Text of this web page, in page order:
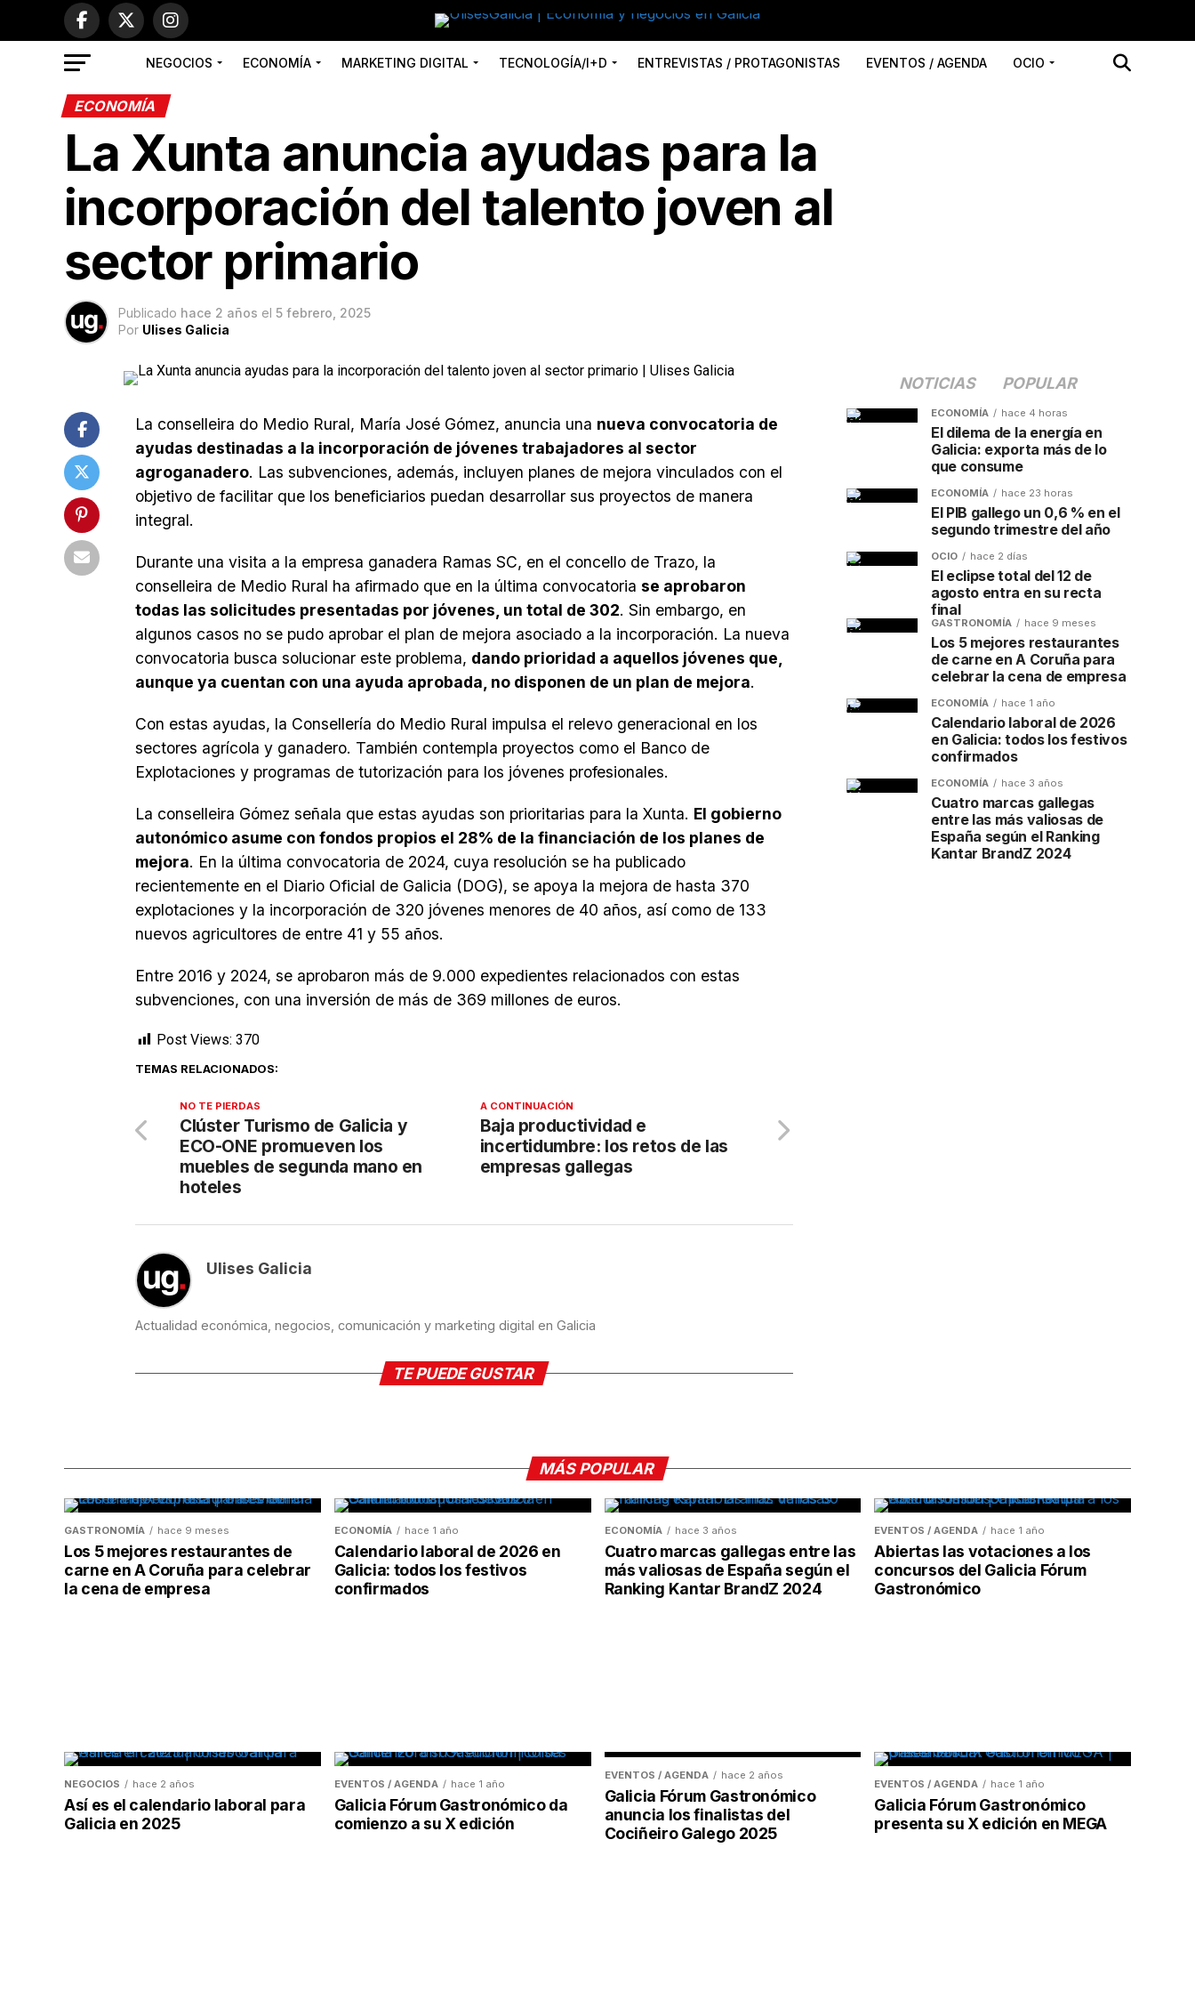
NEGOCIOS ECONOMÍA MARKETING DIGITAL TECNOLOGÍA/I+D ENTREVISTAS / PROTAGONISTAS EVENTOS / AGENDA OCIO
ECONOMÍA
La Xunta anuncia ayudas para la
incorporación del talento joven al
sector primario
Publicado hace 2 años el 5 febrero, 2025
Por Ulises Galicia
La conselleira do Medio Rural, María José Gómez, anuncia una nueva convocatoria de
ayudas destinadas a la incorporación de jóvenes trabajadores al sector
agroganadero. Las subvenciones, además, incluyen planes de mejora vinculados con el
objetivo de facilitar que los beneficiarios puedan desarrollar sus proyectos de manera
integral.
Durante una visita a la empresa ganadera Ramas SC, en el concello de Trazo, la
conselleira de Medio Rural ha afirmado que en la última convocatoria se aprobaron
todas las solicitudes presentadas por jóvenes, un total de 302. Sin embargo, en
algunos casos no se pudo aprobar el plan de mejora asociado a la incorporación. La nueva
convocatoria busca solucionar este problema, dando prioridad a aquellos jóvenes que,
aunque ya cuentan con una ayuda aprobada, no disponen de un plan de mejora.
Con estas ayudas, la Consellería do Medio Rural impulsa el relevo generacional en los
sectores agrícola y ganadero. También contempla proyectos como el Banco de
Explotaciones y programas de tutorización para los jóvenes profesionales.
La conselleira Gómez señala que estas ayudas son prioritarias para la Xunta. El gobierno
autonómico asume con fondos propios el 28% de la financiación de los planes de
mejora. En la última convocatoria de 2024, cuya resolución se ha publicado
recientemente en el Diario Oficial de Galicia (DOG), se apoya la mejora de hasta 370
explotaciones y la incorporación de 320 jóvenes menores de 40 años, así como de 133
nuevos agricultores de entre 41 y 55 años.
Entre 2016 y 2024, se aprobaron más de 9.000 expedientes relacionados con estas
subvenciones, con una inversión de más de 369 millones de euros.
Post Views: 370
TEMAS RELACIONADOS:
A CONTINUACIÓN
Baja productividad e
incertidumbre: los retos de las
empresas gallegas
NO TE PIERDAS
Clúster Turismo de Galicia y
ECO-ONE promueven los
muebles de segunda mano en
hoteles
Ulises Galicia
Actualidad económica, negocios, comunicación y marketing digital en Galicia
TE PUEDE GUSTAR
NOTICIAS POPULAR
ECONOMÍA hace 4 horas
El dilema de la energía en
Galicia: exporta más de lo
que consume
ECONOMÍA hace 23 horas
El PIB gallego un 0,6 % en el
segundo trimestre del año
OCIO hace 2 días
El eclipse total del 12 de
agosto entra en su recta
final
GASTRONOMÍA hace 9 meses
Los 5 mejores restaurantes
de carne en A Coruña para
celebrar la cena de empresa
ECONOMÍA hace 1 año
Calendario laboral de 2026
en Galicia: todos los festivos
confirmados
ECONOMÍA hace 3 años
Cuatro marcas gallegas
entre las más valiosas de
España según el Ranking
Kantar BrandZ 2024
MÁS POPULAR
GASTRONOMÍA hace 9 meses
Los 5 mejores restaurantes de
carne en A Coruña para celebrar
la cena de empresa
ECONOMÍA hace 1 año
Calendario laboral de 2026 en
Galicia: todos los festivos
confirmados
ECONOMÍA hace 3 años
Cuatro marcas gallegas entre las
más valiosas de España según el
Ranking Kantar BrandZ 2024
EVENTOS / AGENDA hace 1 año
Abiertas las votaciones a los
concursos del Galicia Fórum
Gastronómico
NEGOCIOS hace 2 años
Así es el calendario laboral para
Galicia en 2025
EVENTOS / AGENDA hace 1 año
Galicia Fórum Gastronómico da
comienzo a su X edición
EVENTOS / AGENDA hace 2 años
Galicia Fórum Gastronómico
anuncia los finalistas del
Cociñeiro Galego 2025
EVENTOS / AGENDA hace 1 año
Galicia Fórum Gastronómico
presenta su X edición en MEGA